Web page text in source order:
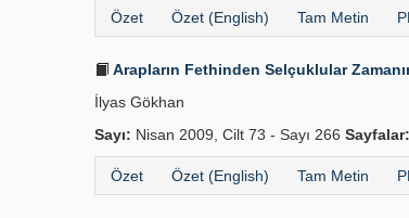
Özet Özet (English) Tam Metin
Arapların Fethinden Selçuklular
İlyas Gökhan
Sayı: Nisan 2009, Cilt 73 - Sayı 266 Sayfalar:
Özet Özet (English) Tam Metin